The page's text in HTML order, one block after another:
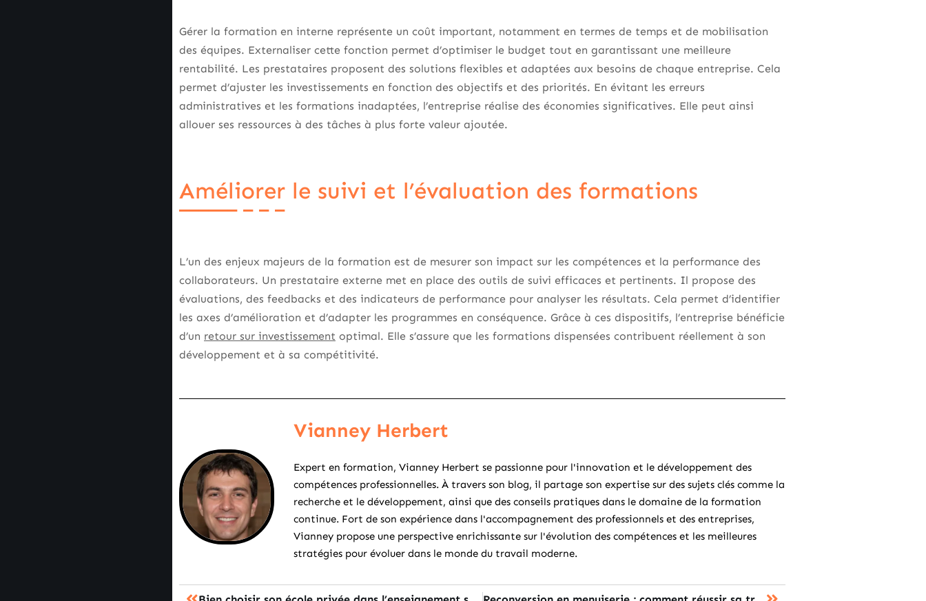
Gérer la formation en interne représente un coût important, notamment en termes de temps et de mobilisation
des équipes. Externaliser cette fonction permet d’optimiser le budget tout en garantissant une meilleure
rentabilité. Les prestataires proposent des solutions flexibles et adaptées aux besoins de chaque entreprise. Cela
permet d’ajuster les investissements en fonction des objectifs et des priorités. En évitant les erreurs
administratives et les formations inadaptées, l’entreprise réalise des économies significatives. Elle peut ainsi
allouer ses ressources à des tâches à plus forte valeur ajoutée.
Améliorer le suivi et l’évaluation des formations
L’un des enjeux majeurs de la formation est de mesurer son impact sur les compétences et la performance des
collaborateurs. Un prestataire externe met en place des outils de suivi efficaces et pertinents. Il propose des
évaluations, des feedbacks et des indicateurs de performance pour analyser les résultats. Cela permet d’identifier
les axes d’amélioration et d’adapter les programmes en conséquence. Grâce à ces dispositifs, l’entreprise bénéficie
d’un retour sur investissement optimal. Elle s’assure que les formations dispensées contribuent réellement à son
développement et à sa compétitivité.
Vianney Herbert
Expert en formation, Vianney Herbert se passionne pour l'innovation et le développement des
compétences professionnelles. À travers son blog, il partage son expertise sur des sujets clés comme la
recherche et le développement, ainsi que des conseils pratiques dans le domaine de la formation
continue. Fort de son expérience dans l'accompagnement des professionnels et des entreprises,
Vianney propose une perspective enrichissante sur l'évolution des compétences et les meilleures
stratégies pour évoluer dans le monde du travail moderne.